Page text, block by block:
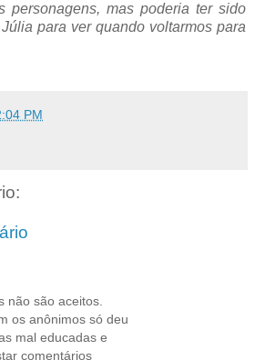
personagens, mas poderia ter sido
para ver quando voltarmos para
PM
não são aceitos.
os anônimos só deu
mal educadas e
comentários